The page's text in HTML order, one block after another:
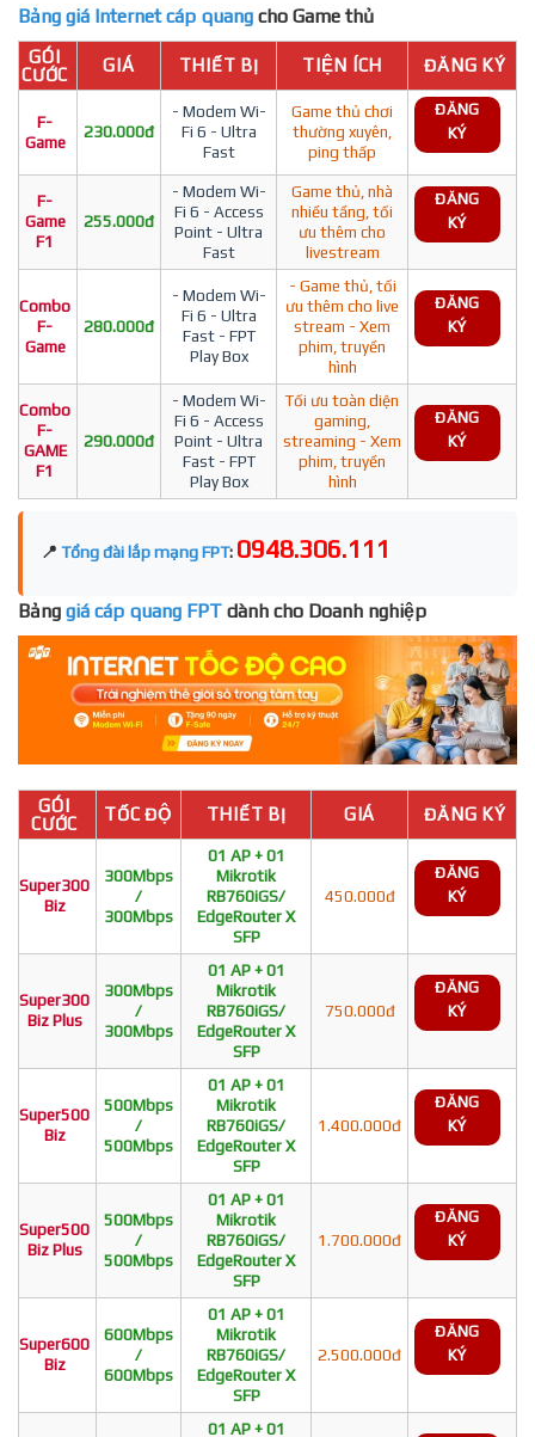
Bảng giá Internet cáp quang cho Game thủ
GÓI
CƯỚC
GIÁ THIẾT BỊ TIỆN ÍCH ĐĂNG KÝ
F-
Game
230.000đ
- Modem Wi-
Fi 6 - Ultra
Fast
Game thủ chơi
thường xuyên,
ping thấp
ĐĂNG
KÝ
F-
Game
F1
255.000đ
- Modem Wi-
Fi 6 - Access
Point - Ultra
Fast
Game thủ, nhà
nhiều tầng, tối
ưu thêm cho
livestream
ĐĂNG
KÝ
Combo
F-
Game
280.000đ
- Modem Wi-
Fi 6 - Ultra
Fast - FPT
Play Box
- Game thủ, tối
ưu thêm cho live
stream - Xem
phim, truyền
hình
ĐĂNG
KÝ
Combo
F-
GAME
F1
290.000đ
- Modem Wi-
Fi 6 - Access
Point - Ultra
Fast - FPT
Play Box
Tối ưu toàn diện
gaming,
streaming - Xem
phim, truyền
hình
ĐĂNG
KÝ
📍 Tổng đài lắp mạng FPT: 0948.306.111
Bảng giá cáp quang FPT dành cho Doanh nghiệp
GÓI
CƯỚC
TỐC ĐỘ THIẾT BỊ GIÁ ĐĂNG KÝ
Super300
Biz
300Mbps
/
300Mbps
01 AP + 01
Mikrotik
RB760iGS/
EdgeRouter X
SFP
450.000đ
ĐĂNG
KÝ
Super300
Biz Plus
300Mbps
/
300Mbps
01 AP + 01
Mikrotik
RB760iGS/
EdgeRouter X
SFP
750.000đ
ĐĂNG
KÝ
Super500
Biz
500Mbps
/
500Mbps
01 AP + 01
Mikrotik
RB760iGS/
EdgeRouter X
SFP
1.400.000đ
ĐĂNG
KÝ
Super500
Biz Plus
500Mbps
/
500Mbps
01 AP + 01
Mikrotik
RB760iGS/
EdgeRouter X
SFP
1.700.000đ
ĐĂNG
KÝ
Super600
Biz
600Mbps
/
600Mbps
01 AP + 01
Mikrotik
RB760iGS/
EdgeRouter X
SFP
2.500.000đ
ĐĂNG
KÝ
01 AP + 01